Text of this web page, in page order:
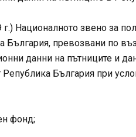
Националното звено за
България, превозвани по
данни на пътниците и
България при
фонд;